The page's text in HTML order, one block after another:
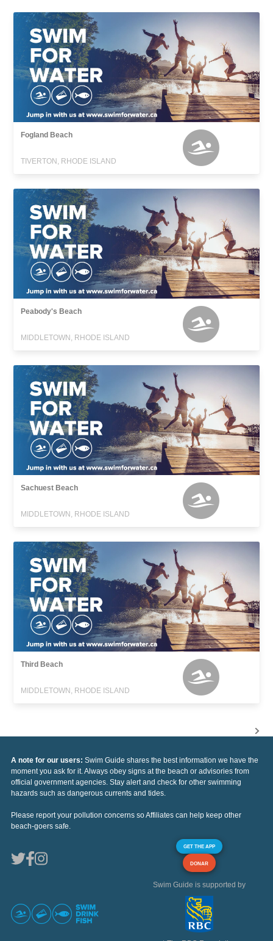
Fogland Beach
TIVERTON, RHODE ISLAND
Peabody's Beach
MIDDLETOWN, RHODE ISLAND
Sachuest Beach
MIDDLETOWN, RHODE ISLAND
Third Beach
MIDDLETOWN, RHODE ISLAND
A note for our users: Swim Guide shares the best information we have the
moment you ask for it. Always obey signs at the beach or advisories from
official government agencies. Stay alert and check for other swimming
hazards such as dangerous currents and tides.
Please report your pollution concerns so Affiliates can help keep other
beach-goers safe.
GET THE APP
DONAR
Swim Guide is supported by